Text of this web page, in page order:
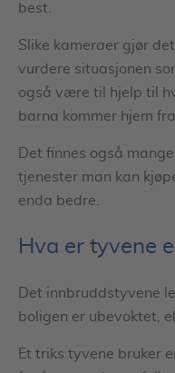
best.
Slike kameraer gjør
vurdere situasjonen
også være til hjelp til
barna kommer hjem fra
Det finnes også
tjenester man kan
enda bedre.
Hva er tyvene
Det innbruddstyvene
boligen er ubevoktet,
Et triks tyvene bruker